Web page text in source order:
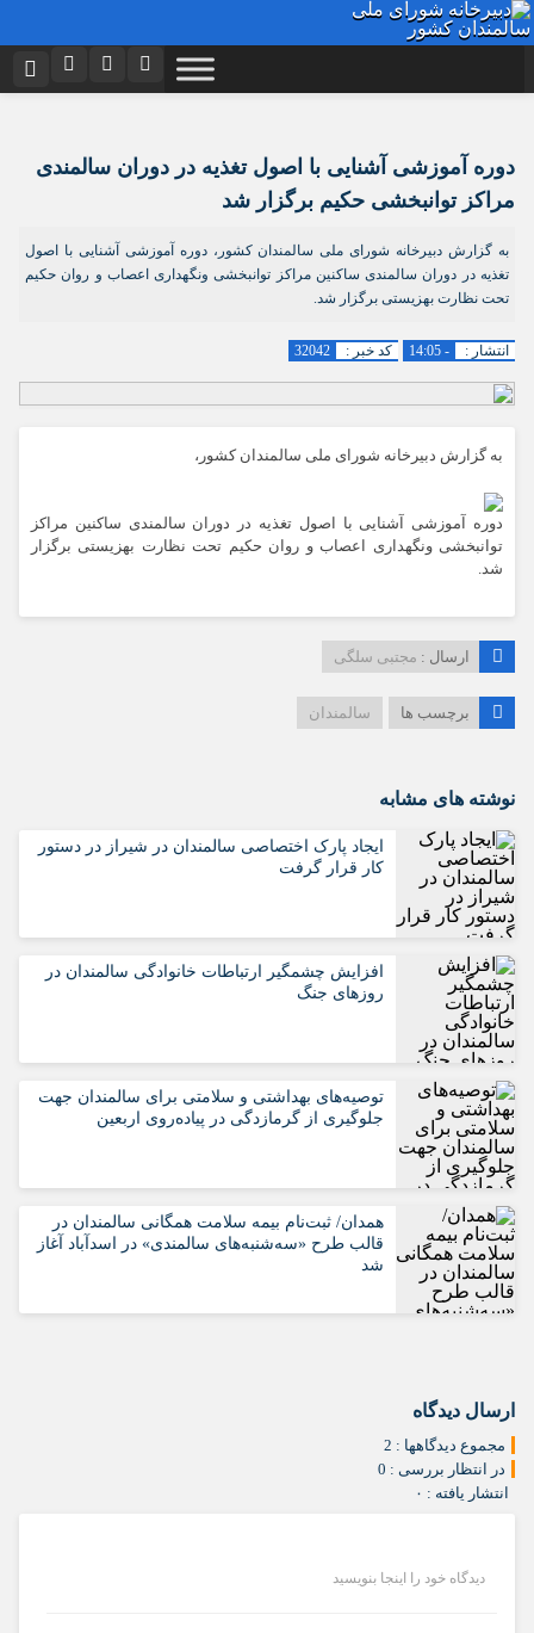
توییتر ایتا
آپارات رمز عبور
مرا به خاطر بسپار
دوره آموزشی آشنایی با اصول تغذیه در دوران سالمندی
مراکز توانبخشی حکیم برگزار شد
به گزارش دبیرخانه شورای ملی سالمندان کشور، دوره آموزشی آشنایی با اصول
تغذیه در دوران سالمندی ساکنین مراکز توانبخشی ونگهداری اعصاب و روان حکیم
تحت نظارت بهزیستی برگزار شد.
انتشار : - 14:05 کد خبر : 32042
به گزارش دبیرخانه شورای ملی سالمندان کشور،
دوره آموزشی آشنایی با اصول تغذیه در دوران سالمندی ساکنین مراکز
توانبخشی ونگهداری اعصاب و روان حکیم تحت نظارت بهزیستی برگزار
شد.
ارسال : مجتبی سلگی
برچسب ها سالمندان
نوشته های مشابه
ایجاد پارک اختصاصی سالمندان در شیراز در دستور
کار قرار گرفت
افزایش چشمگیر ارتباطات خانوادگی سالمندان در
روزهای جنگ
️توصیه‌های بهداشتی و سلامتی برای سالمندان جهت
جلوگیری از گرمازدگی در پیاده‌روی اربعین
همدان/ ثبت‌نام بیمه سلامت همگانی سالمندان در
قالب طرح «سه‌شنبه‌های سالمندی» در اسدآباد آغاز
شد
ارسال دیدگاه
مجموع دیدگاهها : 2
در انتظار بررسی : 0
انتشار یافته : ۰
دیدگاه خود را اینجا بنویسید
دیدگاه های ارسال شده توسط شما، پس از تایید توسط تیم مدیریت در وب
منتشر خواهد شد.
پیام هایی که به غیر از زبان فارسی یا غیر مرتبط باشد منتشر نخواهد شد.